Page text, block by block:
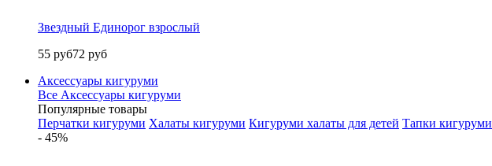
Звездный Единорог взрослый
55 руб72 руб
Аксессуары кигуруми
Все Аксессуары кигуруми
Популярные товары
Перчатки кигуруми Халаты кигуруми Кигуруми халаты для детей Тапки кигуруми
- 45%